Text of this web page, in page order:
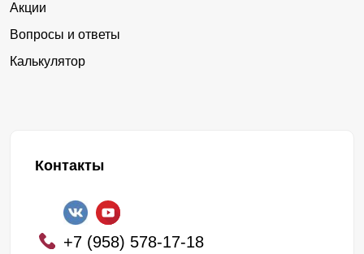
Акции
Вопросы и ответы
Калькулятор
Контакты
+7 (958) 578-17-18